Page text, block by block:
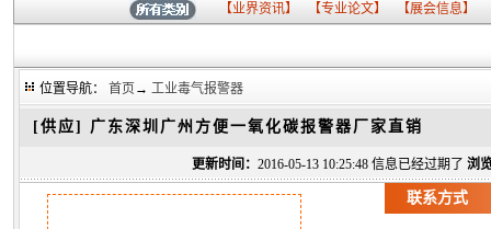
【业界资讯】 【专业论文】 【展会信息】
位置导航： 首页 → 工业毒气报警器
[供应] 广东深圳广州方便一氧化碳报警器厂家直销
更新时间： 2016-05-13 10:25:48 信息已经过期了 浏
联系方式